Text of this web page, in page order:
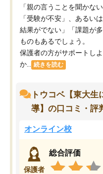
「親の言うことを聞かな
「受験が不安」、あるい
結果がでない」「課題が
ものもあるでしょう。
保護者の方がサポートし
か...
続きを読む
トウコベ【東大
導】の口コミ・評
オンライン校
保護者
総合評価